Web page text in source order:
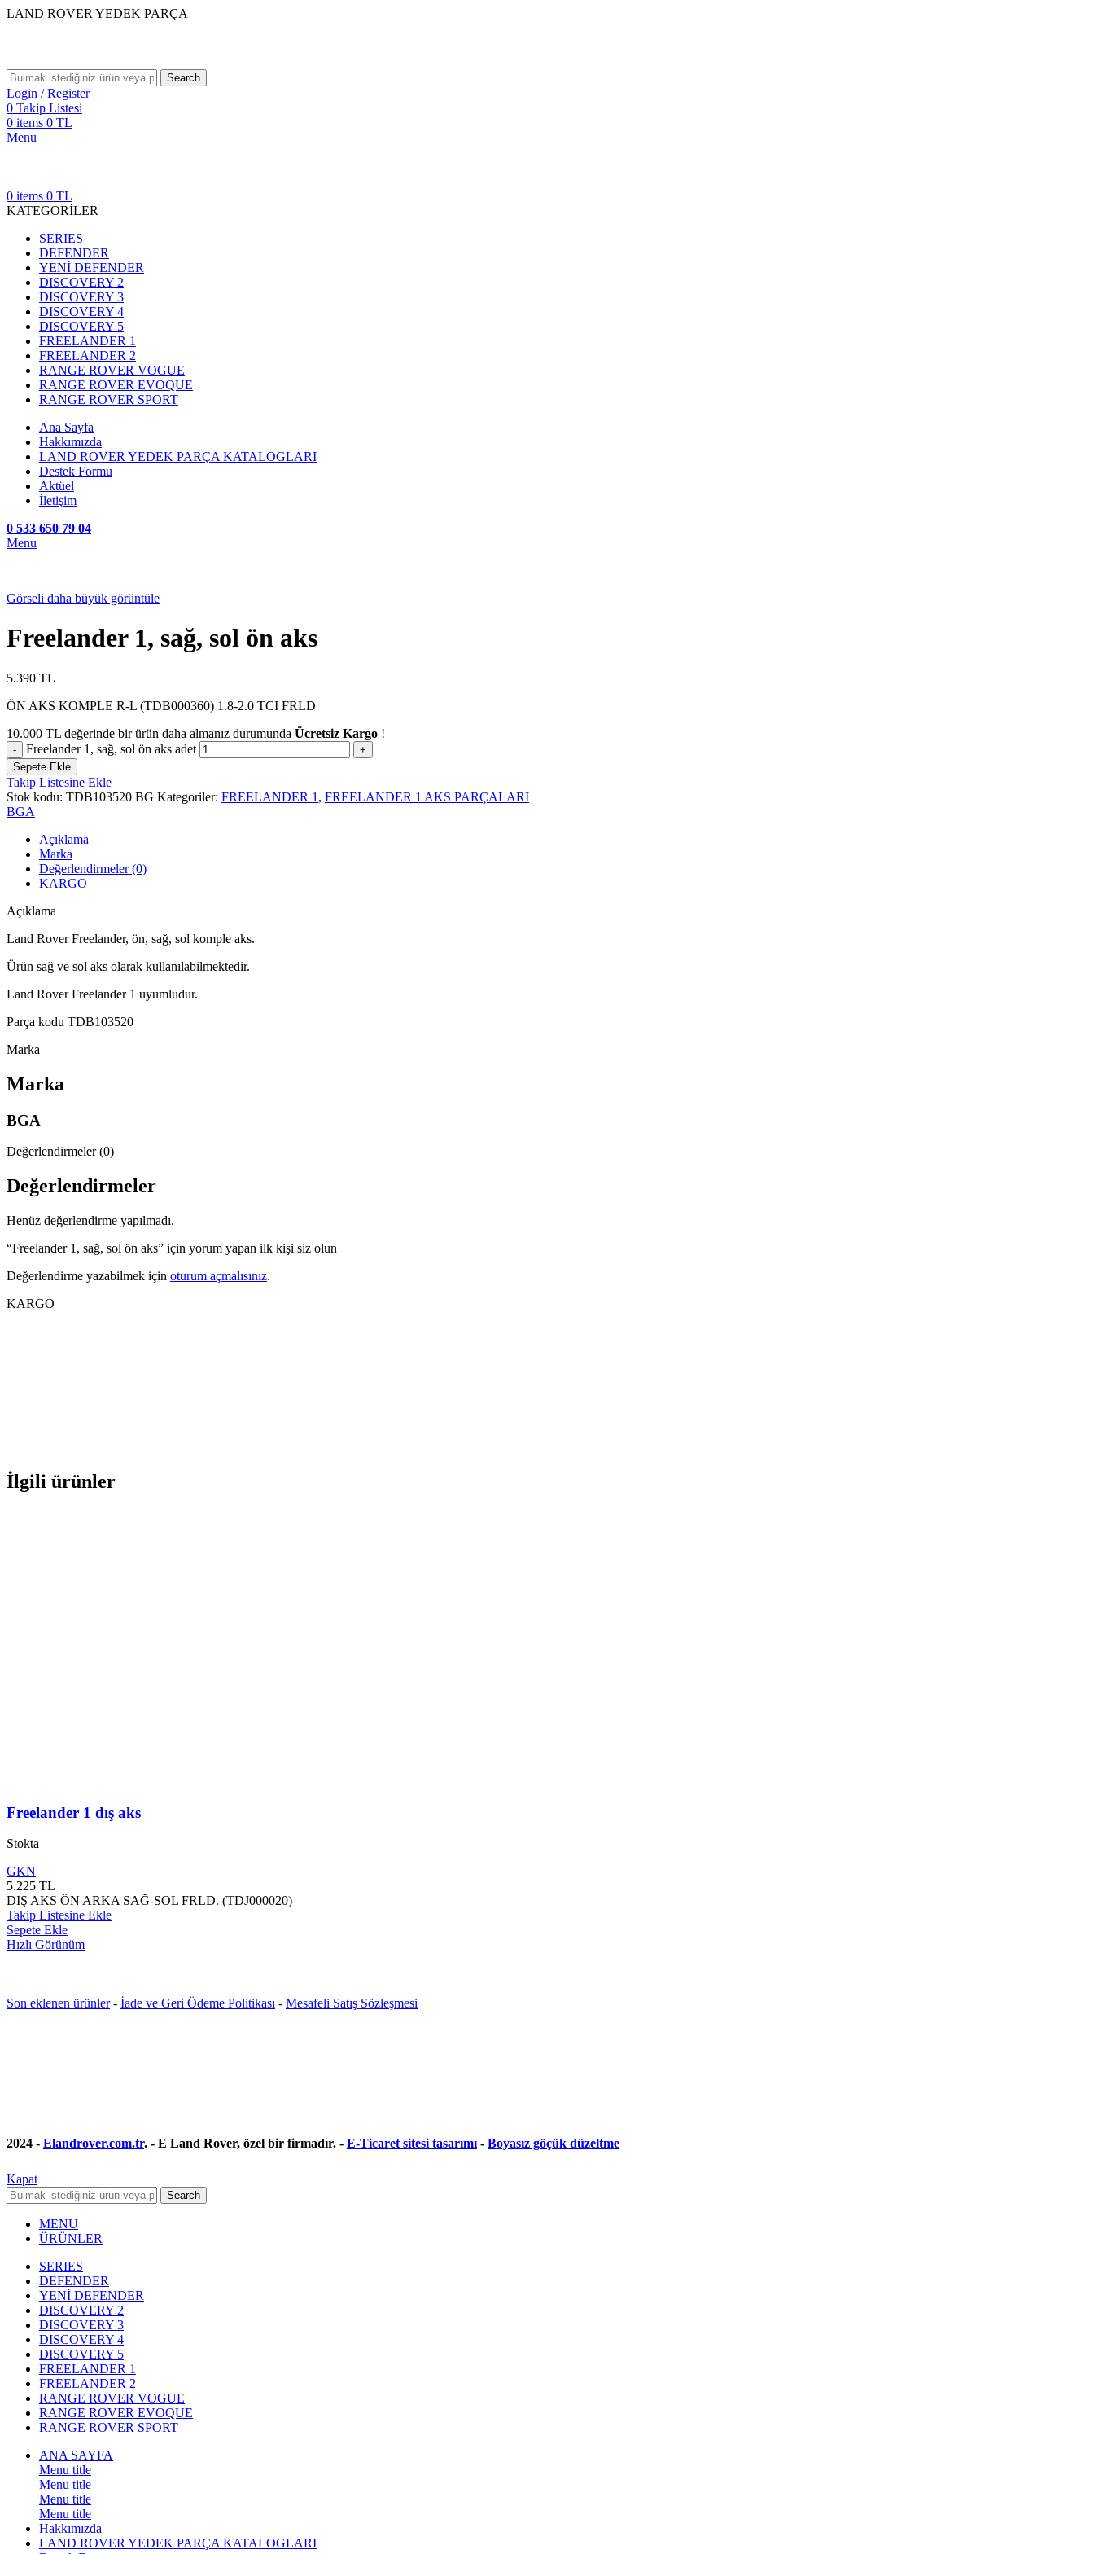
LAND ROVER YEDEK PARÇA
Search
Login / Register
0 Takip Listesi
0 items 0 TL
Menu
0 items 0 TL
KATEGORİLER
SERIES
DEFENDER
YENİ DEFENDER
DISCOVERY 2
DISCOVERY 3
DISCOVERY 4
DISCOVERY 5
FREELANDER 1
FREELANDER 2
RANGE ROVER VOGUE
RANGE ROVER EVOQUE
RANGE ROVER SPORT
Ana Sayfa
Hakkımızda
LAND ROVER YEDEK PARÇA KATALOGLARI
Destek Formu
Aktüel
İletişim
0 533 650 79 04
Menu
Görseli daha büyük görüntüle
Freelander 1, sağ, sol ön aks
5.390 TL
ÖN AKS KOMPLE R-L (TDB000360) 1.8-2.0 TCI FRLD
10.000 TL değerinde bir ürün daha almanız durumunda Ücretsiz Kargo !
Freelander 1, sağ, sol ön aks adet
Sepete Ekle
Takip Listesine Ekle
Stok kodu: TDB103520 BG Kategoriler: FREELANDER 1 , FREELANDER 1 AKS PARÇALARI
BGA
Açıklama
Marka
Değerlendirmeler (0)
KARGO
Açıklama
Land Rover Freelander, ön, sağ, sol komple aks.
Ürün sağ ve sol aks olarak kullanılabilmektedir.
Land Rover Freelander 1 uyumludur.
Parça kodu TDB103520
Marka
Marka
BGA
Değerlendirmeler (0)
Değerlendirmeler
Henüz değerlendirme yapılmadı.
“Freelander 1, sağ, sol ön aks” için yorum yapan ilk kişi siz olun
Değerlendirme yazabilmek için oturum açmalısınız.
KARGO
İlgili ürünler
Freelander 1 dış aks
Stokta
GKN
5.225 TL
DIŞ AKS ÖN ARKA SAĞ-SOL FRLD. (TDJ000020)
Takip Listesine Ekle
Sepete Ekle
Hızlı Görünüm
Son eklenen ürünler- İade ve Geri Ödeme Politikası - Mesafeli Satış Sözleşmesi
2024 - Elandrover.com.tr. - E Land Rover, özel bir firmadır. - E-Ticaret sitesi tasarımı- Boyasız göçük düzeltme
Kapat
Search
MENU
ÜRÜNLER
SERIES
DEFENDER
YENİ DEFENDER
DISCOVERY 2
DISCOVERY 3
DISCOVERY 4
DISCOVERY 5
FREELANDER 1
FREELANDER 2
RANGE ROVER VOGUE
RANGE ROVER EVOQUE
RANGE ROVER SPORT
ANA SAYFA
Menu title
Menu title
Menu title
Menu title
Hakkımızda
LAND ROVER YEDEK PARÇA KATALOGLARI